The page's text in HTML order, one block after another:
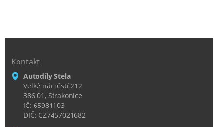
Kontakt
Autodíly Stela
Velké náměstí 212
386 01, Strakonice
IČ: 65981103
DIČ: CZ7457021682